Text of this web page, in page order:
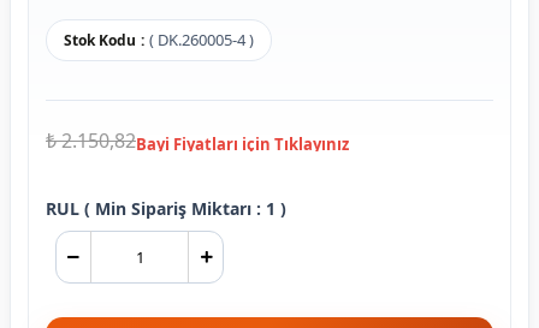
Stok Kodu ( DK.260005-4 )
₺ 2.150,82
RUL ( Min Sipariş Miktarı : 1 )